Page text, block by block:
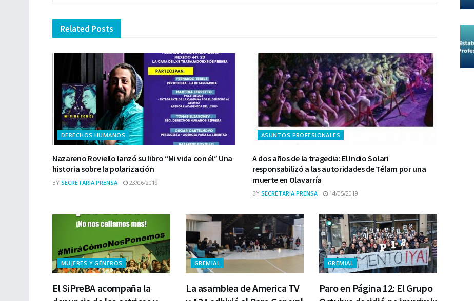
Related Posts
DERECHOS HUMANOS
Nazareno Roviello lanzó su libro “Mi vida con él” Una
historia sobre la polarización
BY SECRETARIA PRENSA 23/06/2019
ASUNTOS PROFESIONALES
A dos años de la tragedia: El Indio Solari
responsabilizó a las autoridades de Télam por una
muerte en Olavarría
BY SECRETARIA PRENSA 14/05/2019
MUJERES Y GÉNEROS
El SiPreBA acompaña la
GREMIAL
La asamblea de America TV
GREMIAL
Paro en Página 12: El Grupo